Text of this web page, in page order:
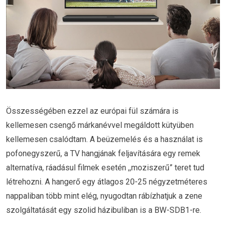
Összességében ezzel az európai fül számára is
kellemesen csengő márkanévvel megáldott kütyüben
kellemesen csalódtam. A beüzemelés és a használat is
pofonegyszerű, a TV hangjának feljavítására egy remek
alternatíva, ráadásul filmek esetén ,,moziszerű” teret tud
létrehozni. A hangerő egy átlagos 20-25 négyzetméteres
nappaliban több mint elég, nyugodtan rábízhatjuk a zene
szolgáltatását egy szolid házibuliban is a BW-SDB1-re.